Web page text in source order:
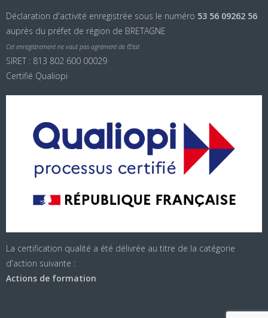
Déclaration d'activité enregistrée sous le numéro 53 56 09262 56
auprès du préfet de région de BRETAGNE
Cet enregistrement ne vaut pas agrément de l’Etat
SIRET : 813 802 600 00029
Certifié Qualiopi
La certification qualité a été délivrée au titre de la catégorie
d'action suivante :
Actions de formation